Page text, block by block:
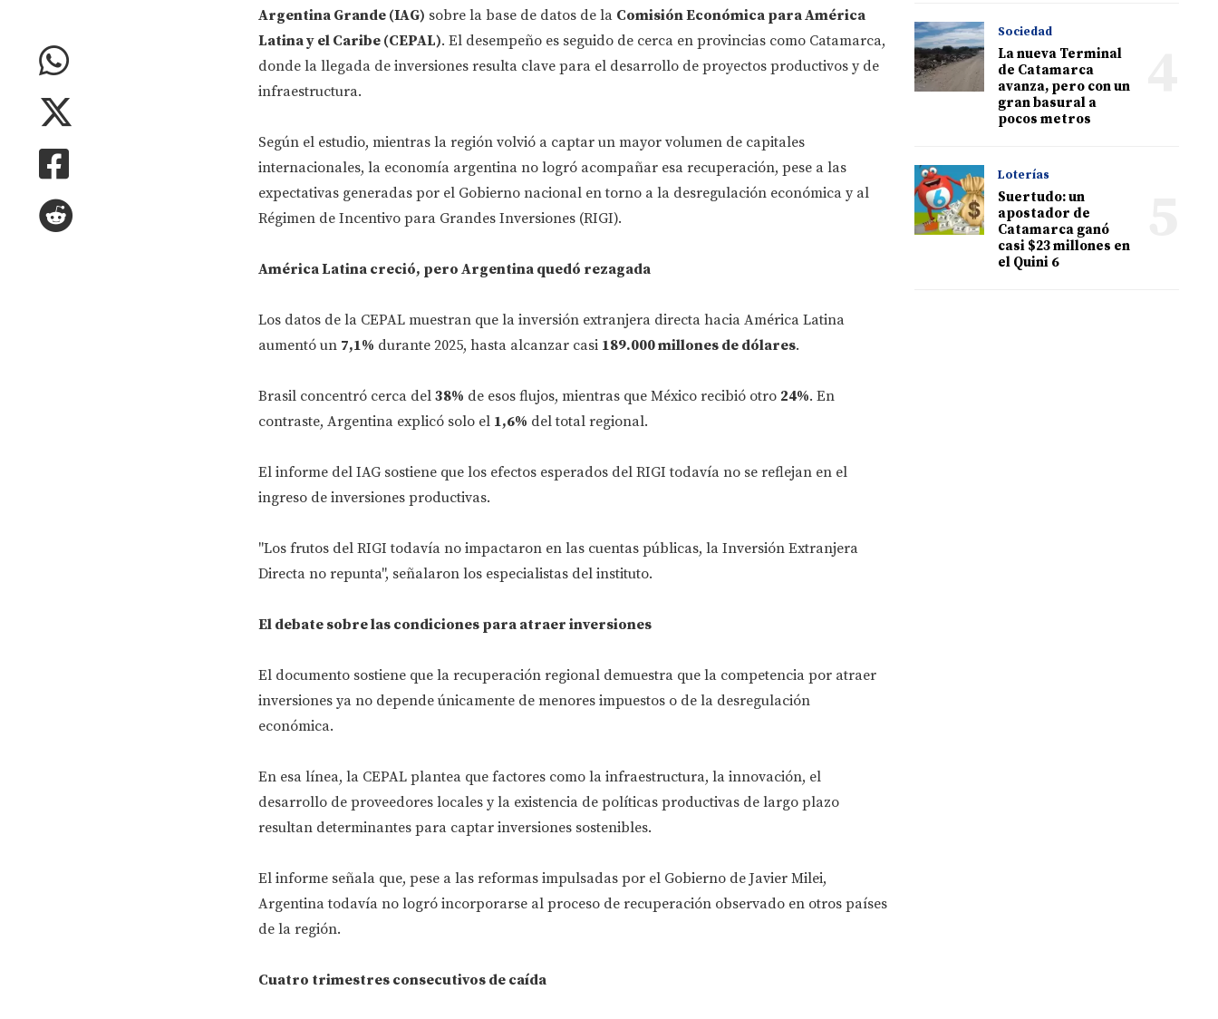
Argentina Grande (IAG) sobre la base de datos de la Comisión Económica para América
Latina y el Caribe (CEPAL). El desempeño es seguido de cerca en provincias como Catamarca,
donde la llegada de inversiones resulta clave para el desarrollo de proyectos productivos y de
infraestructura.
Según el estudio, mientras la región volvió a captar un mayor volumen de capitales
internacionales, la economía argentina no logró acompañar esa recuperación, pese a las
expectativas generadas por el Gobierno nacional en torno a la desregulación económica y al
Régimen de Incentivo para Grandes Inversiones (RIGI).
América Latina creció, pero Argentina quedó rezagada
Los datos de la CEPAL muestran que la inversión extranjera directa hacia América Latina
aumentó un 7,1% durante 2025, hasta alcanzar casi 189.000 millones de dólares.
Brasil concentró cerca del 38% de esos flujos, mientras que México recibió otro 24%. En
contraste, Argentina explicó solo el 1,6% del total regional.
El informe del IAG sostiene que los efectos esperados del RIGI todavía no se reflejan en el
ingreso de inversiones productivas.
"Los frutos del RIGI todavía no impactaron en las cuentas públicas, la Inversión Extranjera
Directa no repunta", señalaron los especialistas del instituto.
El debate sobre las condiciones para atraer inversiones
El documento sostiene que la recuperación regional demuestra que la competencia por atraer
inversiones ya no depende únicamente de menores impuestos o de la desregulación
económica.
En esa línea, la CEPAL plantea que factores como la infraestructura, la innovación, el
desarrollo de proveedores locales y la existencia de políticas productivas de largo plazo
resultan determinantes para captar inversiones sostenibles.
El informe señala que, pese a las reformas impulsadas por el Gobierno de Javier Milei,
Argentina todavía no logró incorporarse al proceso de recuperación observado en otros países
de la región.
Cuatro trimestres consecutivos de caída
Sociedad
La nueva Terminal
de Catamarca
avanza, pero con un
gran basural a
pocos metros
Loterías
Suertudo: un
apostador de
Catamarca ganó
casi $23 millones en
el Quini 6